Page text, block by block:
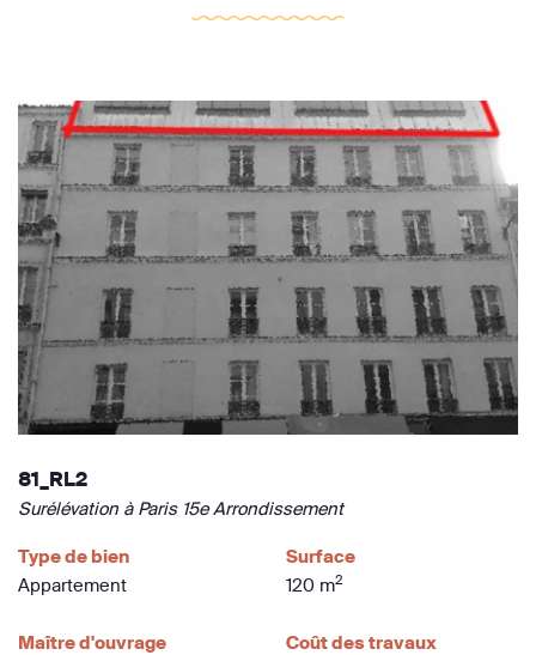
81_RL2
Surélévation à Paris 15e Arrondissement
Type de bien
Appartement
Surface
120 m2
Maître d'ouvrage
Coût des travaux